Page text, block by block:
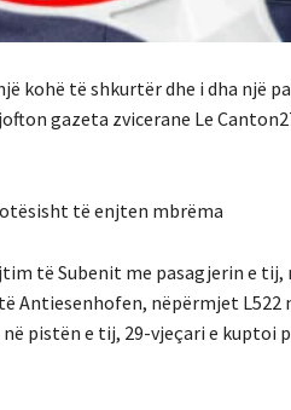
kohë të shkurtër dhe i dha një
gazeta zvicerane Le
të enjten mbrëma
të Subenit me pasagjerin e tij,
Antiesenhofen, nëpërmjet L522
pistën e tij, 29-vjeçari e kuptoi